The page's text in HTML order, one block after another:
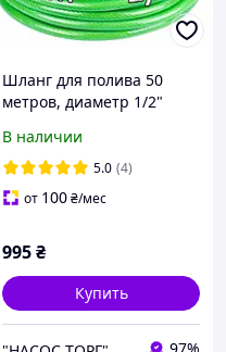
Шланг для полива 50
метров, диаметр 1/2"
армированный) садовый,
поливочный шланг ТМ
GRAD
В наличии
5.0 (4)
от 100₴/мес
995₴
Купить